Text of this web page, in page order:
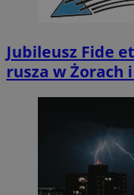
Jubileusz Fide
rusza w Żorach